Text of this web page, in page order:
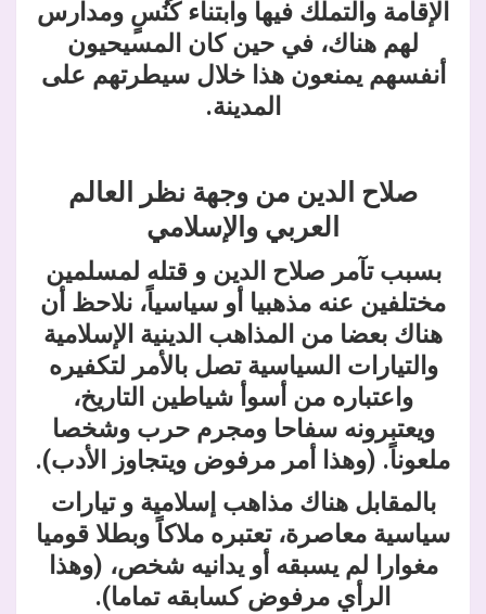
الإقامة والتملك فيها وابتناء كُنُسٍ ومدارس
لهم هناك، في حين كان المسيحيون
أنفسهم يمنعون هذا خلال سيطرتهم على
المدينة.
صلاح الدين من وجهة نظر العالم
العربي والإسلامي
بسبب تآمر صلاح الدين و قتله لمسلمين
مختلفين عنه مذهبيا أو سياسياً، نلاحظ أن
هناك بعضا من المذاهب الدينية الإسلامية
والتيارات السياسية تصل بالأمر لتكفيره
واعتباره من أسوأ شياطين التاريخ،
ويعتبرونه سفاحا ومجرم حرب وشخصا
ملعوناً. (وهذا أمر مرفوض ويتجاوز الأدب).
بالمقابل هناك مذاهب إسلامية و تيارات
سياسية معاصرة، تعتبره ملاكاً وبطلا قوميا
مغوارا لم يسبقه أو يدانيه شخص، (وهذا
الرأي مرفوض كسابقه تماما).